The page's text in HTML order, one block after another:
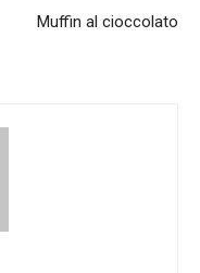
Muffin al cioccolato